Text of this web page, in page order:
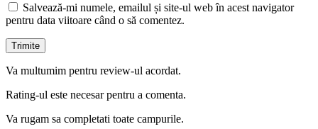
Salvează-mi numele, emailul și site-ul web în acest navigator
pentru data viitoare când o să comentez.
Va multumim pentru review-ul acordat.
Rating-ul este necesar pentru a comenta.
Va rugam sa completati toate campurile.